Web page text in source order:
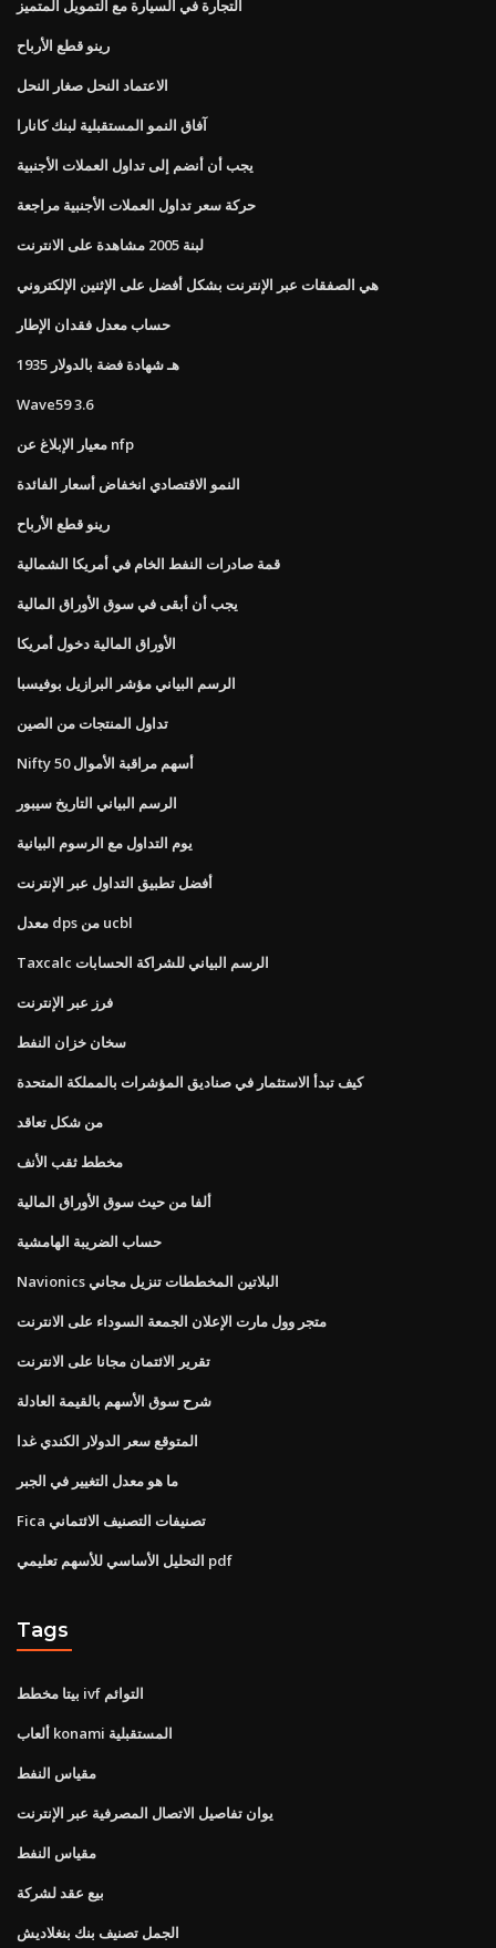
التجارة في السيارة مع التمويل المتميز
رينو قطع الأرباح
الاعتماد النحل صغار النحل
آفاق النمو المستقبلية لبنك كانارا
يجب أن أنضم إلى تداول العملات الأجنبية
حركة سعر تداول العملات الأجنبية مراجعة
لبنة 2005 مشاهدة على الانترنت
هي الصفقات عبر الإنترنت بشكل أفضل على الإثنين الإلكتروني
حساب معدل فقدان الإطار
1935 هـ شهادة فضة بالدولار
Wave59 3.6
معيار الإبلاغ عن nfp
النمو الاقتصادي انخفاض أسعار الفائدة
رينو قطع الأرباح
قمة صادرات النفط الخام في أمريكا الشمالية
يجب أن أبقى في سوق الأوراق المالية
الأوراق المالية دخول أمريكا
الرسم البياني مؤشر البرازيل بوفيسبا
تداول المنتجات من الصين
Nifty 50 أسهم مراقبة الأموال
الرسم البياني التاريخ سيبور
يوم التداول مع الرسوم البيانية
أفضل تطبيق التداول عبر الإنترنت
معدل dps من ucbl
Taxcalc الرسم البياني للشراكة الحسابات
فرز عبر الإنترنت
سخان خزان النفط
كيف تبدأ الاستثمار في صناديق المؤشرات بالمملكة المتحدة
من شكل تعاقد
مخطط ثقب الأنف
ألفا من حيث سوق الأوراق المالية
حساب الضريبة الهامشية
Navionics البلاتين المخططات تنزيل مجاني
متجر وول مارت الإعلان الجمعة السوداء على الانترنت
تقرير الائتمان مجانا على الانترنت
شرح سوق الأسهم بالقيمة العادلة
المتوقع سعر الدولار الكندي غدا
ما هو معدل التغيير في الجبر
Fica تصنيفات التصنيف الائتماني
التحليل الأساسي للأسهم تعليمي pdf
Tags
بيتا مخطط ivf التوائم
ألعاب konami المستقبلية
مقياس النفط
يوان تفاصيل الاتصال المصرفية عبر الإنترنت
مقياس النفط
بيع عقد لشركة
الجمل تصنيف بنك بنغلاديش